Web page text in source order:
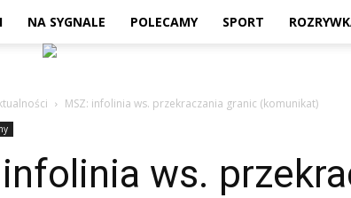
NA SYGNALE POLECAMY SPORT
MSZ: infolinia ws. przekraczania granic (komunikat)
ws.